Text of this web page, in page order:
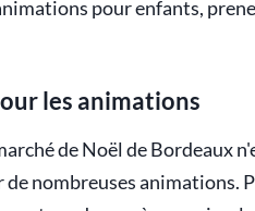
pour enfants,
les animations
de Noël de Bordeaux
nombreuses animations.